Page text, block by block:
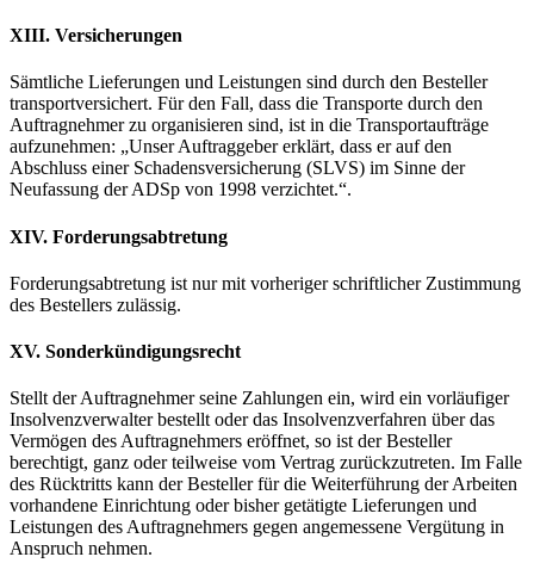
XIII. Versicherungen
Sämtliche Lieferungen und Leistungen sind durch den Besteller
transportversichert. Für den Fall, dass die Transporte durch den
Auftragnehmer zu organisieren sind, ist in die Transportaufträge
aufzunehmen: „Unser Auftraggeber erklärt, dass er auf den
Abschluss einer Schadensversicherung (SLVS) im Sinne der
Neufassung der ADSp von 1998 verzichtet.“.
XIV. Forderungsabtretung
Forderungsabtretung ist nur mit vorheriger schriftlicher Zustimmung
des Bestellers zulässig.
XV. Sonderkündigungsrecht
Stellt der Auftragnehmer seine Zahlungen ein, wird ein vorläufiger
Insolvenzverwalter bestellt oder das Insolvenzverfahren über das
Vermögen des Auftragnehmers eröffnet, so ist der Besteller
berechtigt, ganz oder teilweise vom Vertrag zurückzutreten. Im Falle
des Rücktritts kann der Besteller für die Weiterführung der Arbeiten
vorhandene Einrichtung oder bisher getätigte Lieferungen und
Leistungen des Auftragnehmers gegen angemessene Vergütung in
Anspruch nehmen.